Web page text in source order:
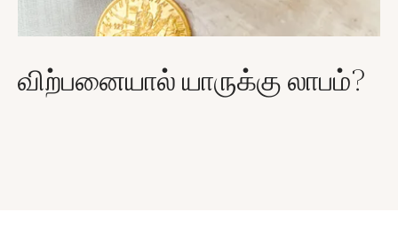
விற்பனையால் யாருக்கு லாபம்?